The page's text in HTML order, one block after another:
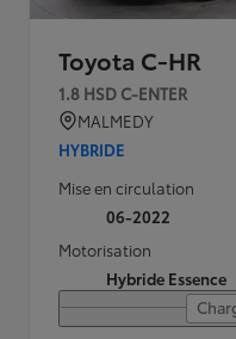
Toyota C-HR
1.8 HSD C-ENTER
MALMEDY
HYBRIDE
Mise en circulation
06-2022
Motorisation
Hybride Essence